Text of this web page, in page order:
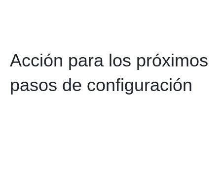
Acción para los próximos
pasos de configuración